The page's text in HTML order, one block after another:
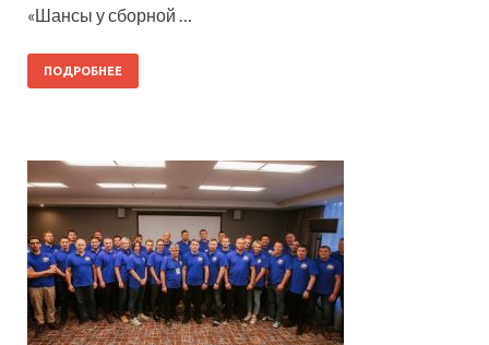
«Шансы у сборной …
ПОДРОБНЕЕ